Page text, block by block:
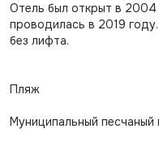
Отель был открыт в 2004
проводилась в 2019
без лифта.
Пляж
Муниципальный